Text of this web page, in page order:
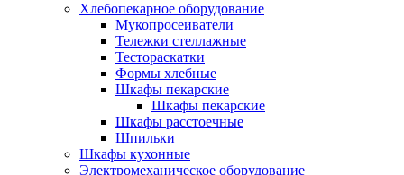
Хлебопекарное оборудование
Мукопросеиватели
Тележки стеллажные
Тестораскатки
Формы хлебные
Шкафы пекарские
Шкафы пекарские
Шкафы расстоечные
Шпильки
Шкафы кухонные
Электромеханическое оборудование